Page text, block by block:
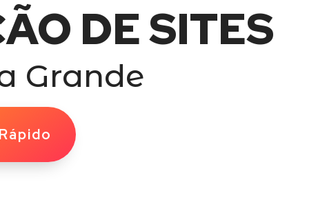
DE SITES
Grande